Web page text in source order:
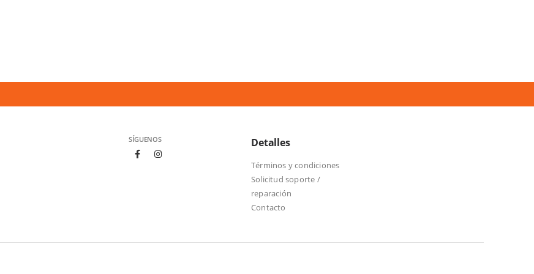
SÍGUENOS Detalles
Términos y condiciones
Solicitud soporte /
reparación
Contacto